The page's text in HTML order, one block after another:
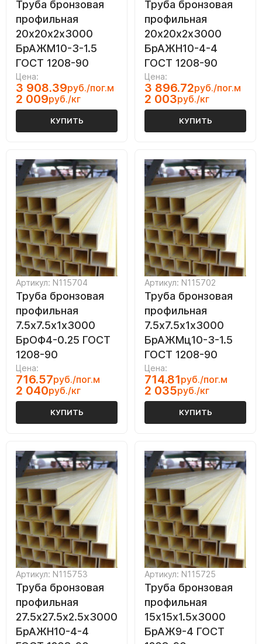
Труба бронзовая
профильная
20х20х2х3000
БрАЖМ10-3-1.5
ГОСТ 1208-90
Цена:
3 908.39руб./пог.м
2 009руб./кг
КУПИТЬ
Труба бронзовая
профильная
20х20х2х3000
БрАЖН10-4-4
ГОСТ 1208-90
Цена:
3 896.72руб./пог.м
2 003руб./кг
КУПИТЬ
Артикул: N115704
Труба бронзовая
профильная
7.5х7.5х1х3000
БрОФ4-0.25 ГОСТ
1208-90
Цена:
716.57руб./пог.м
2 040руб./кг
КУПИТЬ
Артикул: N115702
Труба бронзовая
профильная
7.5х7.5х1х3000
БрАЖМц10-3-1.5
ГОСТ 1208-90
Цена:
714.81руб./пог.м
2 035руб./кг
КУПИТЬ
Артикул: N115753
Труба бронзовая
профильная
27.5х27.5х2.5х3000
БрАЖН10-4-4
Артикул: N115725
Труба бронзовая
профильная
15х15х1.5х3000
БрАЖ9-4 ГОСТ